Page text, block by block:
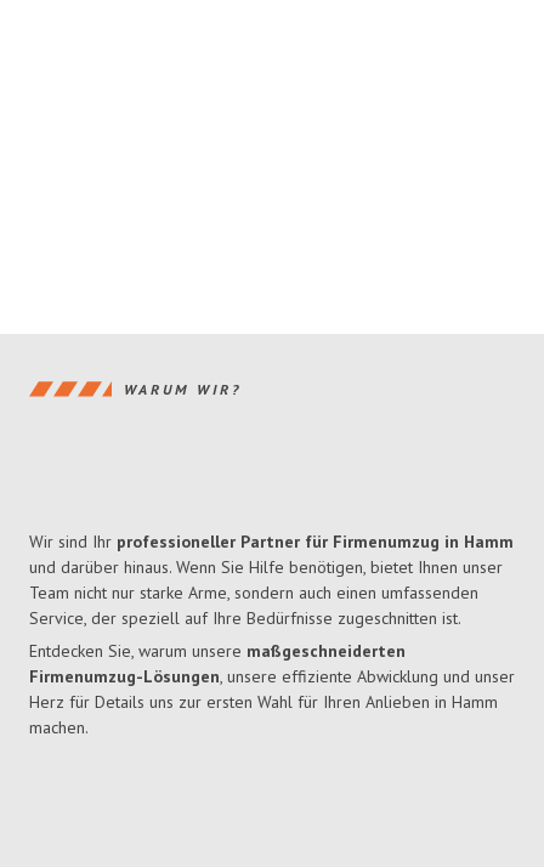
WARUM WIR?
Wir sind Ihr professioneller Partner für Firmenumzug in Hamm
und darüber hinaus. Wenn Sie Hilfe benötigen, bietet Ihnen unser
Team nicht nur starke Arme, sondern auch einen umfassenden
Service, der speziell auf Ihre Bedürfnisse zugeschnitten ist.
Entdecken Sie, warum unsere maßgeschneiderten
Firmenumzug-Lösungen, unsere effiziente Abwicklung und unser
Herz für Details uns zur ersten Wahl für Ihren Anlieben in Hamm
machen.